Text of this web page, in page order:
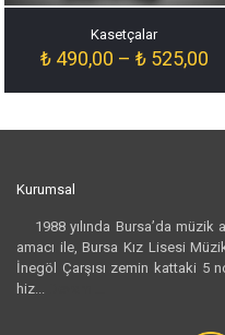
Kasetçalar
₺490,00 – ₺525,00
₺
Kurumsal
1988 yılında Bursa’da müzik
amacı ile, Bursa Kız Lisesi
İnegöl Çarşısı zemin kattaki 5
hiz...